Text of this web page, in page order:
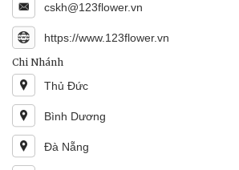
cskh@123flower.vn
https://www.123flower.vn
Chi Nhánh
Thủ Đức
Bình Dương
Đà Nẵng